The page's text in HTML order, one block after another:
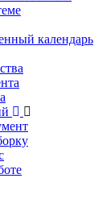
календарь